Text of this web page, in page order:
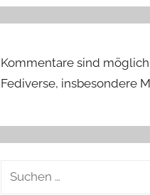
Kommentare sind
Fediverse, insbesondere
Suchen